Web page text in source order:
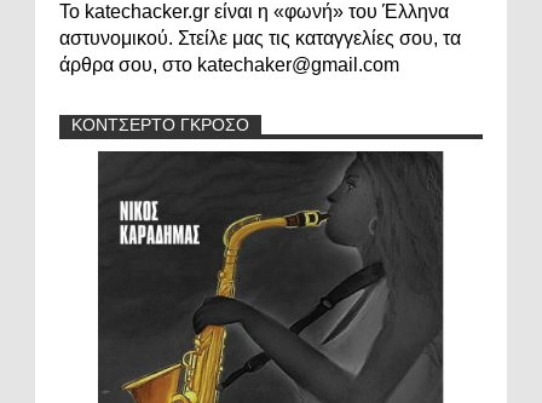
Το katechacker.gr είναι η «φωνή» του Έλληνα
αστυνομικού. Στείλε μας τις καταγγελίες σου, τα
άρθρα σου, στο katechaker@gmail.com
ΚΟΝΤΣΕΡΤΟ ΓΚΡΟΣΟ